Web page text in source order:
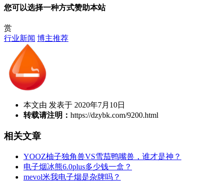
您可以选择一种方式赞助本站
赏
行业新闻 博主推荐
本文由 发表于 2020年7月10日
转载请注明： https://dzybk.com/9200.html
相关文章
YOOZ柚子独角兽VS雪茄鸭嘴兽，谁才是神？
电子烟冰熊6.0plus多少钱一盒？
mevol米我电子烟是杂牌吗？